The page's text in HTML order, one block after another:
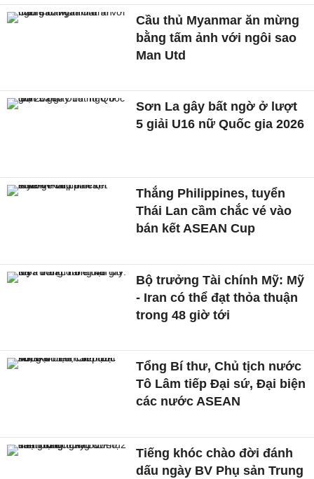
Cầu thủ Myanmar ăn mừng
bằng tấm ảnh với ngôi sao
Man Utd
Sơn La gây bất ngờ ở lượt
5 giải U16 nữ Quốc gia 2026
Thắng Philippines, tuyển
Thái Lan cầm chắc vé vào
bán kết ASEAN Cup
Bộ trưởng Tài chính Mỹ: Mỹ
- Iran có thể đạt thỏa thuận
trong 48 giờ tới
Tổng Bí thư, Chủ tịch nước
Tô Lâm tiếp Đại sứ, Đại biện
các nước ASEAN
Tiếng khóc chào đời đánh
dấu ngày BV Phụ sản Trung